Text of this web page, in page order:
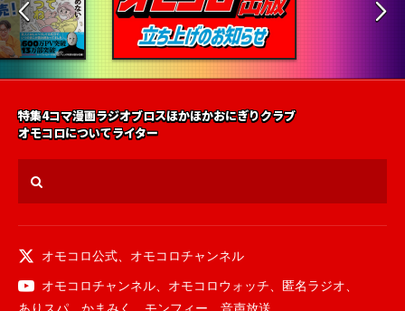
特集4コマ漫画ラジオブロスほかほかおにぎりクラブ
オモコロについてライター
オモコロ公式、 オモコロチャンネル
オモコロチャンネル、 オモコロウォッチ、 匿名ラジオ、